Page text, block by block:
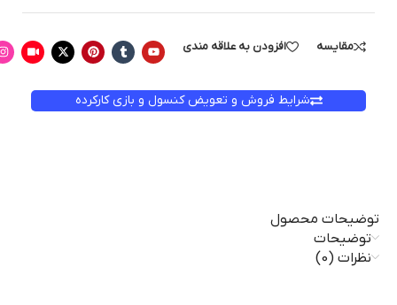
مقایسه افزودن به علاقه مندی
شرایط فروش و تعویض کنسول و بازی کارکرده
توضیحات محصول
توضیحات
نظرات (0)